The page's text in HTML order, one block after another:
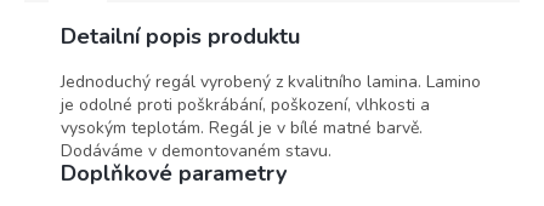
Detailní popis produktu
Jednoduchý regál vyrobený z kvalitního lamina. Lamino
je odolné proti poškrábání, poškození, vlhkosti a
vysokým teplotám. Regál je v bílé matné barvě.
Dodáváme v demontovaném stavu.
Doplňkové parametry